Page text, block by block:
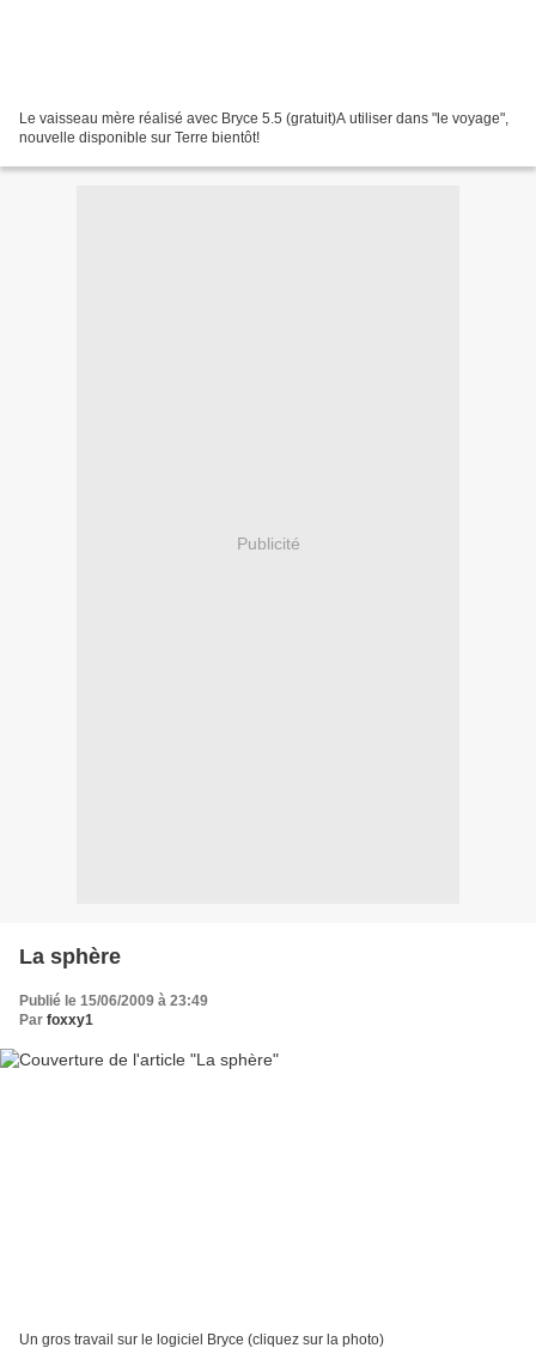
Le vaisseau mère réalisé avec Bryce 5.5 (gratuit)A utiliser dans "le voyage",
nouvelle disponible sur Terre bientôt!
Publicité
La sphère
Publié le 15/06/2009 à 23:49
Par foxxy1
Un gros travail sur le logiciel Bryce (cliquez sur la photo)